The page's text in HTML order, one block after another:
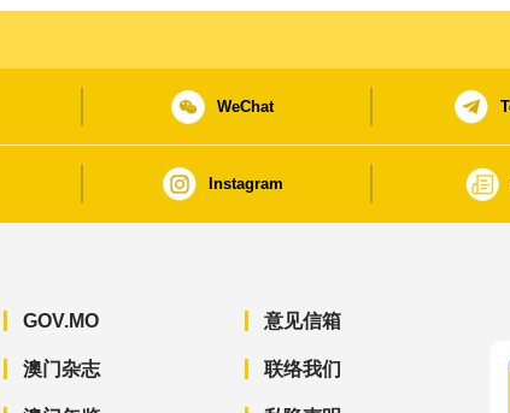
WeChat
Instagram
GOV.MO
澳门杂志
意见信箱
联络我们